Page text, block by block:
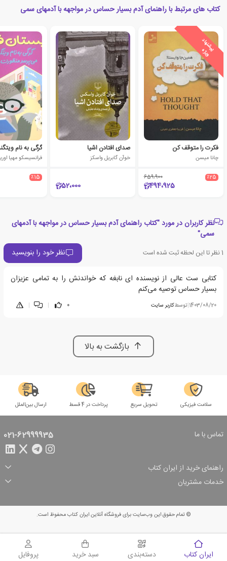
کتاب های مرتبط با راهنمای آدم بسیار حساس در مواجهه با آدمهای سمی
پ
ی
ش
ن
ه
ا
د
و
ی
ژ
ه
فکرت را متوقف کن
چانا میسن
٪25 659،900
494،925
صدای افتادن اشیا
خوآن گابریل واسکز
52،000
فرانسیسکو مهیا
٪15
نظر کاربران در مورد "کتاب راهنمای آدم بسیار حساس در مواجهه با آدمهای
سمی"
1نظر تا این لحظه ثبت شده است نظر خود را بنویسید
کتابی ست عالی از نویسنده ای نابغه که خواندنش را به تمامی عزیزان
بسیار حساس توصیه می‌کنم
1403/08/20
|توسطکاربر سایت 0
|
|
بازگشت به بالا
سلامت فیزیکی تحویل سریع پرداخت در 4 قسط ارسال بین‌الملل
تماس با ما 021-62999935
راهنمای خرید از ایران کتاب
ثبت سفارش
شرایط ارسال سفارش
شیوه پرداخت
تخفیف‌های خرید
خدمات مشتریان
© تمام حقوق این وب‌سایت برای فروشگاه آنلاین ایران کتاب محفوظ است.
ایران کتاب دسته‌بندی
سبد خرید
سبد خرید پروفایل